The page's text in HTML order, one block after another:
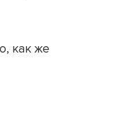
как же